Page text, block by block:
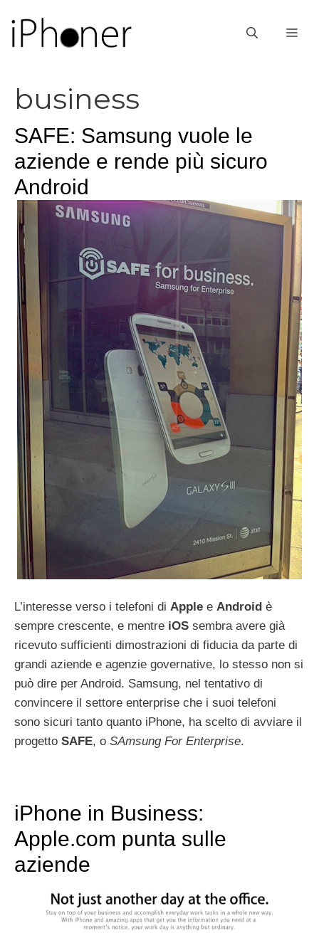
contenuto
business
SAFE: Samsung vuole le
aziende e rende più sicuro
Android
L’interesse verso i telefoni di Apple e Android è
sempre crescente, e mentre iOS sembra avere già
ricevuto sufficienti dimostrazioni di fiducia da parte di
grandi aziende e agenzie governative, lo stesso non si
può dire per Android. Samsung, nel tentativo di
convincere il settore enterprise che i suoi telefoni
sono sicuri tanto quanto iPhone, ha scelto di avviare il
progetto SAFE, o SAmsung For Enterprise.
iPhone in Business:
Apple.com punta sulle
aziende